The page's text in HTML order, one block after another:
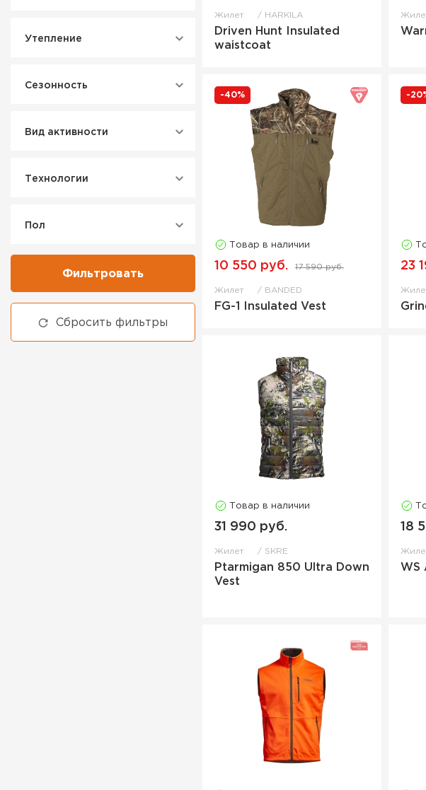
Утепление
Сезонность
Вид активности
Технологии
Пол
Фильтровать
Сбросить фильтры
Жилет HARKILA
Driven Hunt Insulated
waistcoat
-40%
Товар в наличии
10 550 руб. 17 590 руб.
Жилет BANDED
FG-1 Insulated Vest
-
23
Товар в наличии
31 990 руб.
Жилет SKRE
Ptarmigan 850 Ultra Down
Vest
18
WS